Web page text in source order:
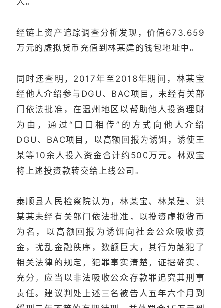
人。
经链上资产追踪调查分析发现，价值673.659
万元的虚拟货币充值到林某建的钱包地址中。
同时还查明，2017年至2018年期间，林某宝
经他人介绍参与DGU、BAC项目，未经有关部
门依法批准，在温州地区以帮助他人投资理财
为由，通过“口口相传”的方式向他人介绍
DGU、BAC项目，以高额回报为诱饵，诱使王
某等10余人投入资金合计约500万元。林双宝
将上述投资款转交给上线公司。
泰顺县人民检察院认为，林某宝、林某建、洪
某某未经有关部门依法批准，以投资虚拟货币
为名，以高额回报为诱饵向社会公众吸收资
金，扰乱金融秩序，数额巨大，其行为触犯了
相关法律的规定，犯罪事实清楚，证据确实、
充分，应当以非法吸收公众存款罪追究其刑事
责任。建议判处上述三名被告人五年六个月到